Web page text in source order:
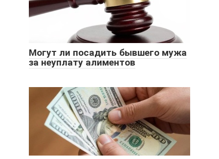
Могут ли посадить бывшего мужа
за неуплату алиментов